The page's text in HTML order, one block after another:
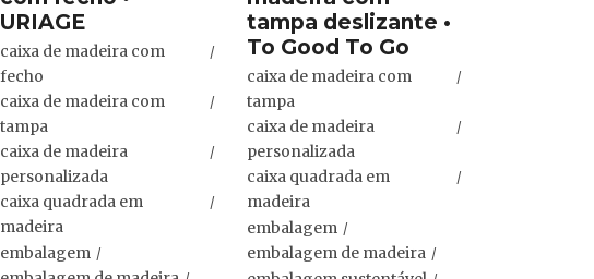
URIAGE
caixa de madeira com
fecho
caixa de madeira com
tampa
caixa de madeira
personalizada
caixa quadrada em
madeira
embalagem
tampa deslizante •
To Good To Go
caixa de madeira com
tampa
caixa de madeira
personalizada
caixa quadrada em
madeira
embalagem
embalagem de madeira